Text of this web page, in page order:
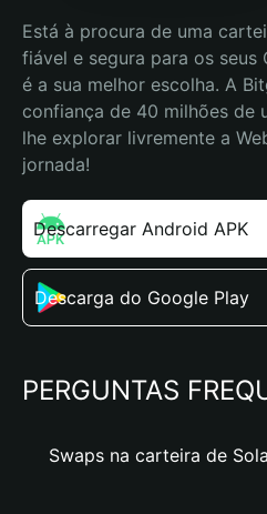
Está à procura de uma
fiável e segura para os seus
é a sua melhor escolha. A
confiança de 40 milhões de
lhe explorar livremente a
jornada!
Descarregar Android APK
Descarga do Google Play
PERGUNTAS
Swaps na carteira de